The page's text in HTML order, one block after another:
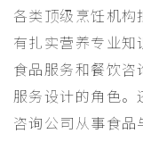
各类顶级烹饪机
有扎实营养专业
食品服务和餐饮
服务设计的角色
咨询公司从事食品